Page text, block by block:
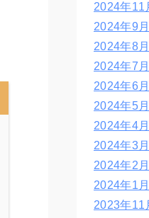
2024年11
2024年9月
2024年8月
2024年7月
2024年6月
2024年5月
2024年4月
2024年3月
2024年2月
2024年1月
2023年11